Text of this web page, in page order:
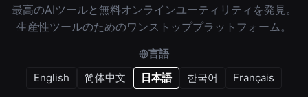
最高のAIツールと無料オンラインユーティリティを発見。
生産性ツールのためのワンストッププラットフォーム。
言語
English
简体中文 日本語 한국어 Français